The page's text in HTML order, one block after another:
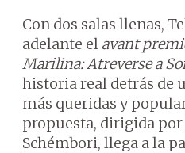
Con dos salas llenas,
adelante el avant
Marilina: Atreverse a
historia real detrás de
más queridas y
propuesta, dirigida
Schémbori, llega a la